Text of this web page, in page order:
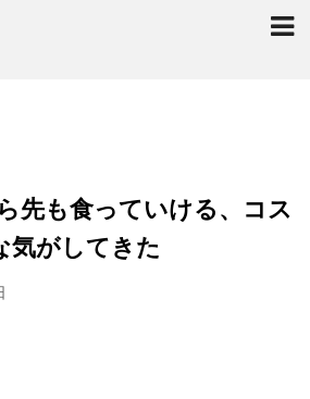
先も食っていける、コス
気がしてきた